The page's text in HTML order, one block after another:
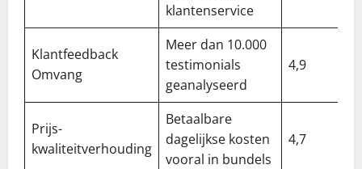
klantenservice
Klantfeedback
Omvang
Meer dan 10.000
testimonials
geanalyseerd
4,9
Prijs-
kwaliteitverhouding
Betaalbare
dagelijkse kosten
vooral in bundels
4,7